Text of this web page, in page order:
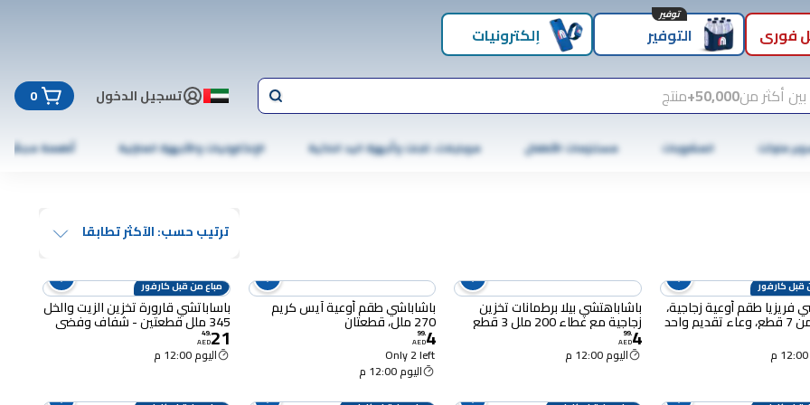
فوري التوفير
توفير
إلكترونيات
أكثر من50,000+ منتج تسجيل الدخول 0
ماركت المشروبات مستلزمات الأطفال موبايلات، تابلت وأجهزة اليد الذكية الإلكترونيات والأجهزة المنزلية أطعمة مجمّدة
ترتيب حسب: الآكثر تطابقا
قبل كارفور
فريزيا طقم أوعية زجاجية،
مكون من 7 قطع، وعاء تقديم واحد
باشاباهتشي بيلا برطمانات تخزين
زجاجية مع غطاء 200 ملل 3 قطع
4
.
99
AED
اليوم 12:00 م
باشاباشي طقم أوعية آيس كريم
270 ملل، قطعتان
4
.
99
AED
Only 2 left
اليوم 12:00 م
مباع من قبل كارفور
باساباتشي قارورة تخزين الزيت والخل
345 ملل قطعتين - شفاف وفضي
21
.
49
AED
اليوم 12:00 م